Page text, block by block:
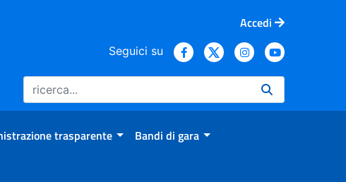
Accedi
Seguici su
trasparente Bandi di gara